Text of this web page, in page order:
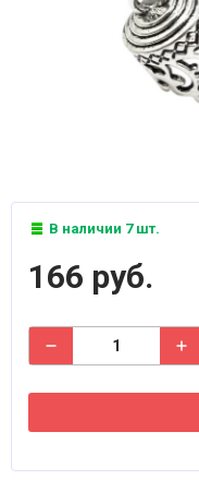
В наличии 7 шт.
166 руб.